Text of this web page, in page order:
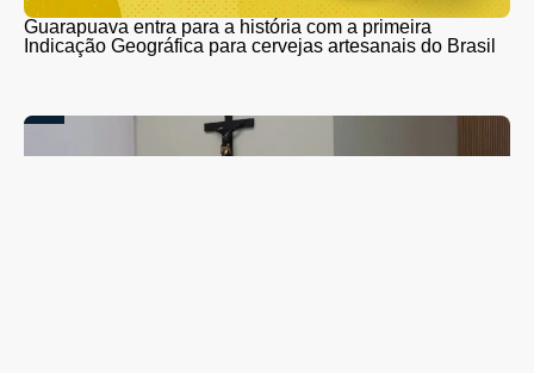
Guarapuava entra para a história com a primeira
Indicação Geográfica para cervejas artesanais do Brasil